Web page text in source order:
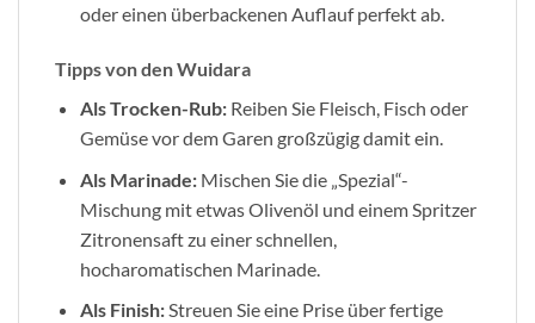
oder einen überbackenen Auflauf perfekt ab.
Tipps von den Wuidara
Als Trocken-Rub:Reiben Sie Fleisch, Fisch oder
Gemüse vor dem Garen großzügig damit ein.
Als Marinade:Mischen Sie die „Spezial“-
Mischung mit etwas Olivenöl und einem Spritzer
Zitronensaft zu einer schnellen,
hocharomatischen Marinade.
Als Finish:Streuen Sie eine Prise über fertige